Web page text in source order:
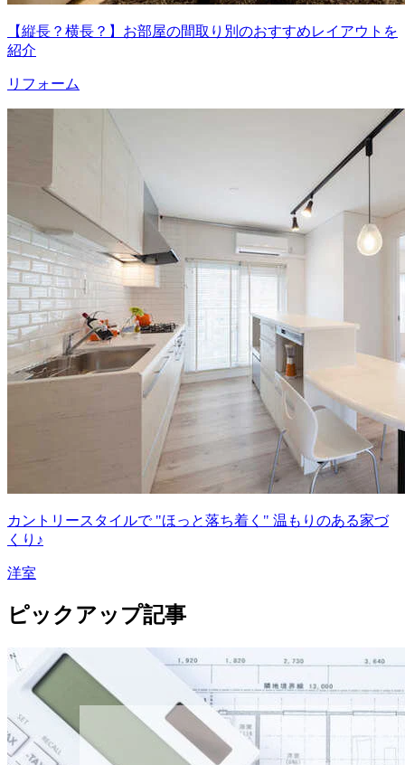
【縦長？横長？】お部屋の間取り別のおすすめレイアウトを
紹介
リフォーム
カントリースタイルで "ほっと落ち着く" 温もりのある家づ
くり♪
洋室
ピックアップ記事